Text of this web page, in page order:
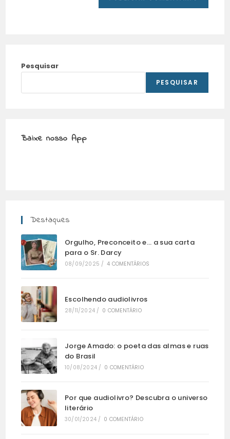
Pesquisar
PESQUISAR
Baixe nosso App
Destaques
Orgulho, Preconceito e… a sua carta
para o Sr. Darcy
08/09/2025 / 4 COMENTÁRIOS
Escolhendo audiolivros
28/11/2024 / 0 COMENTÁRIO
Jorge Amado: o poeta das almas e ruas
do Brasil
10/08/2024 / 0 COMENTÁRIO
Por que audiolivro? Descubra o universo
literário
30/01/2024 / 0 COMENTÁRIO